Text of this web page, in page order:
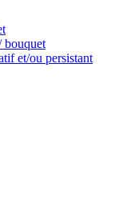
bouquet
et/ou persistant